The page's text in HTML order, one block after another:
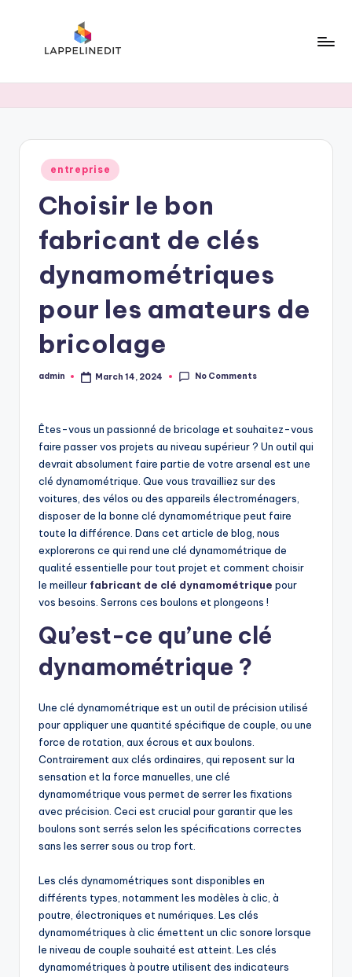
Posted
in
entreprise
Choisir le bon
fabricant de clés
dynamométriques
pour les amateurs de
bricolage
Posted
admin March 14, 2024 No Comments
Êtes-vous un passionné de bricolage et souhaitez-vous
faire passer vos projets au niveau supérieur ? Un outil qui
devrait absolument faire partie de votre arsenal est une
clé dynamométrique. Que vous travailliez sur des
voitures, des vélos ou des appareils électroménagers,
disposer de la bonne clé dynamométrique peut faire
toute la différence. Dans cet article de blog, nous
explorerons ce qui rend une clé dynamométrique de
qualité essentielle pour tout projet et comment choisir
le meilleur fabricant de clé dynamométrique pour
vos besoins. Serrons ces boulons et plongeons !
Qu’est-ce qu’une clé
dynamométrique ?
Une clé dynamométrique est un outil de précision utilisé
pour appliquer une quantité spécifique de couple, ou une
force de rotation, aux écrous et aux boulons.
Contrairement aux clés ordinaires, qui reposent sur la
sensation et la force manuelles, une clé
dynamométrique vous permet de serrer les fixations
avec précision. Ceci est crucial pour garantir que les
boulons sont serrés selon les spécifications correctes
sans les serrer sous ou trop fort.
Les clés dynamométriques sont disponibles en
différents types, notamment les modèles à clic, à
poutre, électroniques et numériques. Les clés
dynamométriques à clic émettent un clic sonore lorsque
le niveau de couple souhaité est atteint. Les clés
dynamométriques à poutre utilisent des indicateurs